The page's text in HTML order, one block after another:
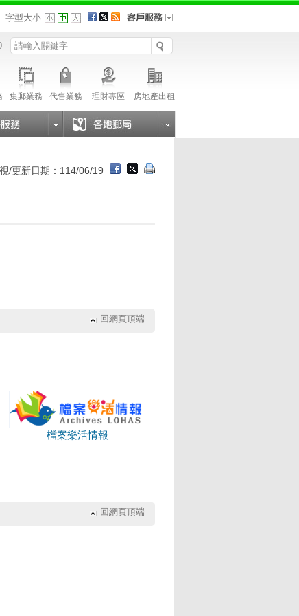
字型大小
集郵業務 代售業務 理財專區 房地產出租
/更新日期：114/06/19
回網頁頂端
檔案樂活情報
回網頁頂端